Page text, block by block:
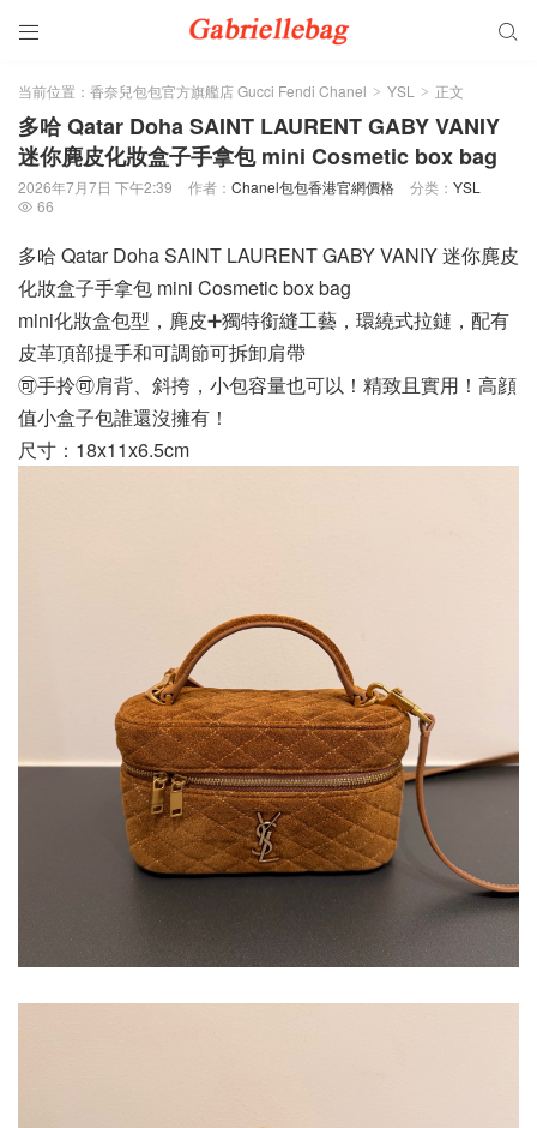
 
当前位置： 香奈兒包包官方旗艦店 Gucci Fendi Chanel > YSL > 正文
多哈 Qatar Doha SAINT LAURENT GABY VANIY
迷你麂皮化妝盒子手拿包 mini Cosmetic box bag
2026年7月7日 下午2:39 作者： Chanel包包香港官網價格 分类： YSL
 66
多哈 Qatar Doha SAINT LAURENT GABY VANIY 迷你麂皮
化妝盒子手拿包 mini Cosmetic box bag
mini化妝盒包型，麂皮➕獨特銜縫工藝，環繞式拉鏈，配有
皮革頂部提手和可調節可拆卸肩帶
🉑️手拎🉑️肩背、斜挎，小包容量也可以！精致且實用！高顔
值小盒子包誰還沒擁有！
尺寸：18x11x6.5cm